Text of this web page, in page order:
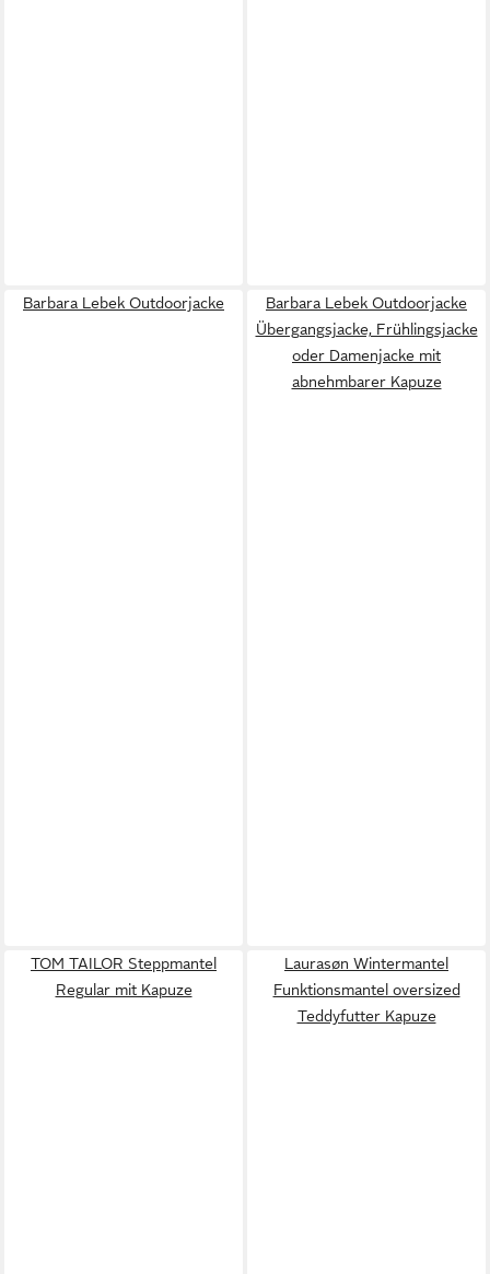
Barbara Lebek Outdoorjacke
Barbara Lebek Outdoorjacke
Übergangsjacke, Frühlingsjacke
oder Damenjacke mit
abnehmbarer Kapuze
TOM TAILOR Steppmantel
Regular mit Kapuze
Laurasøn Wintermantel
Funktionsmantel oversized
Teddyfutter Kapuze